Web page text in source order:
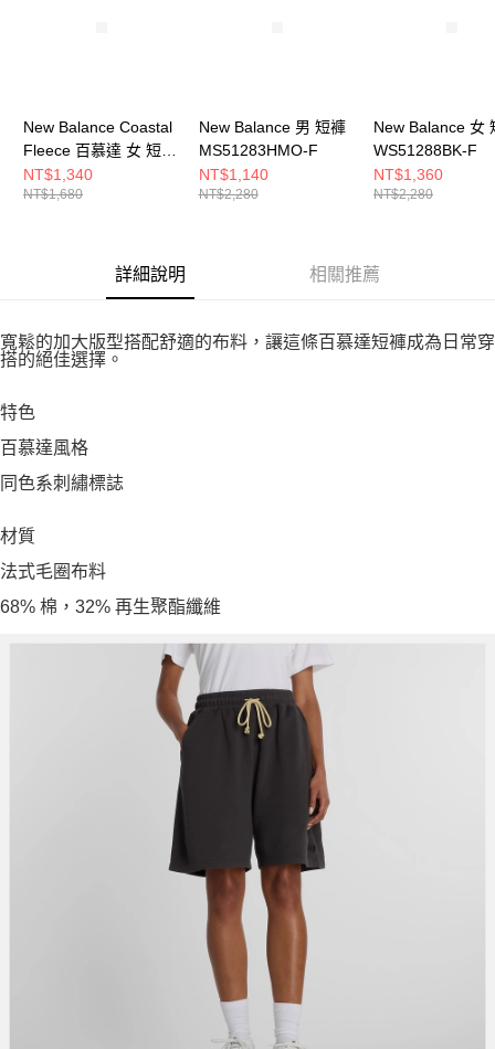
New Balance Coastal
Fleece 百慕達 女 短褲
WB61H5V6SST-F
NT$1,340
NT$1,680
New Balance 男 短褲
MS51283HMO-F
NT$1,140
NT$2,280
New Balance 女
WS51288BK-F
NT$1,360
NT$2,280
詳細說明 相關推薦
寬鬆的加大版型搭配舒適的布料，讓這條百慕達短褲成為日常穿
搭的絕佳選擇。
特色
百慕達風格
同色系刺繡標誌
材質
法式毛圈布料
68% 棉，32% 再生聚酯纖維